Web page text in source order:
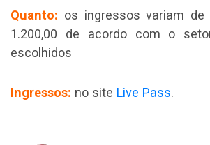
Quanto: os ingressos variam de
1.200,00 de acordo com o
escolhidos
Ingressos: no site Live Pass.